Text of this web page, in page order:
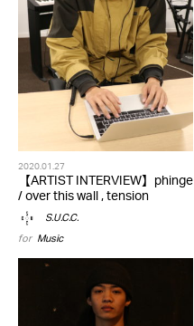
2020.01.27
【ARTIST INTERVIEW】phinge
/ over this wall , tension
S.U.C.C.
for Music